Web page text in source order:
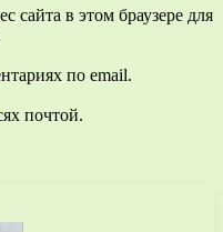
сайта в этом браузере для
по email.
почтой.